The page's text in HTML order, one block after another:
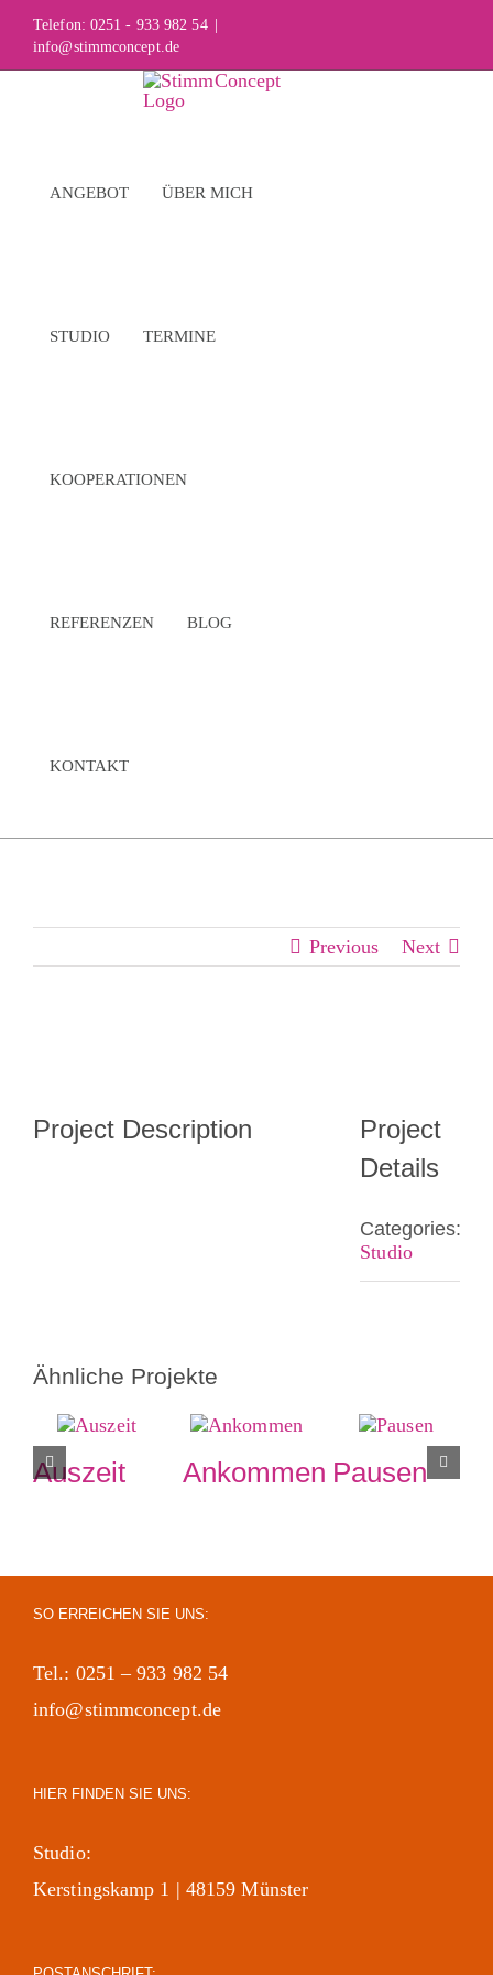
SkipTelefon: 0251 - 933 982 54
info@stimmconcept.de
ANGEBOT ÜBER MICH
STUDIO TERMINE
KOOPERATIONEN
REFERENZEN BLOG
KONTAKT
Previous Next
Image
Project Description
Project
Details
Categories:
Studio
Ähnliche Projekte
Auszeit Ankommen Pausen
SO ERREICHEN SIE UNS:
Tel.: 0251 – 933 982 54
info@stimmconcept.de
HIER FINDEN SIE UNS:
Studio:
Kerstingskamp 1 | 48159 Münster